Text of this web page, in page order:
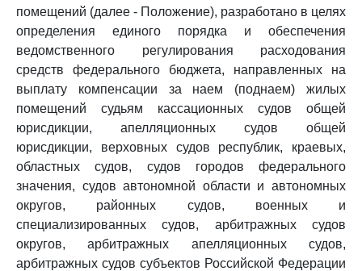
помещений (далее - Положение), разработано в целях
определения единого порядка и обеспечения
ведомственного регулирования расходования
средств федерального бюджета, направленных на
выплату компенсации за наем (поднаем) жилых
помещений судьям кассационных судов общей
юрисдикции, апелляционных судов общей
юрисдикции, верховных судов республик, краевых,
областных судов, судов городов федерального
значения, судов автономной области и автономных
округов, районных судов, военных и
специализированных судов, арбитражных судов
округов, арбитражных апелляционных судов,
арбитражных судов субъектов Российской Федерации